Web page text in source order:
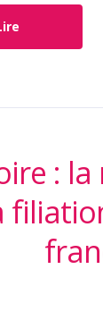
: